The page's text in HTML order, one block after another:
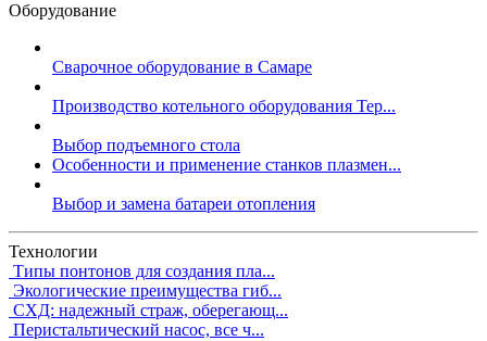
Оборудование
Сварочное оборудование в Самаре
Производство котельного оборудования Тер...
Выбор подъемного стола
Особенности и применение станков плазмен...
Выбор и замена батареи отопления
Технологии
Типы понтонов для создания пла...
Экологические преимущества гиб...
СХД: надежный страж, оберегающ...
Перистальтический насос, все ч...